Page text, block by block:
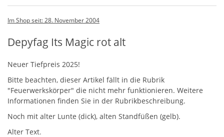
Im Shop seit: 28. November 2004
Depyfag Its Magic rot alt
Neuer Tiefpreis 2025!
Bitte beachten, dieser Artikel fällt in die Rubrik
"Feuerwerkskörper" die nicht mehr funktionieren. Weitere
Informationen finden Sie in der Rubrikbeschreibung.
Noch mit alter Lunte (dick), alten Standfüßen (gelb).
Alter Text.